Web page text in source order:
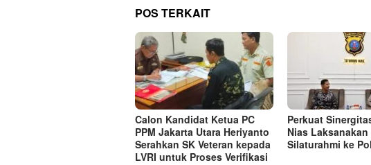
POS TERKAIT
Calon Kandidat Ketua PC
PPM Jakarta Utara Heriyanto
Serahkan SK Veteran kepada
LVRI untuk Proses Verifikasi
Perkuat
Nias
Silaturahmi ke